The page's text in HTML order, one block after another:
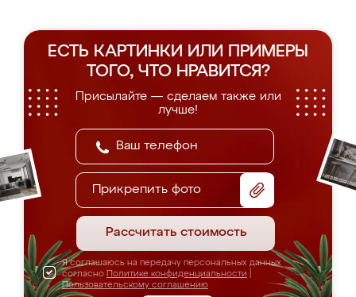
ЕСТЬ КАРТИНКИ ИЛИ ПРИМЕРЫ
ТОГО, ЧТО НРАВИТСЯ?
Присылайте — сделаем также или
лучше!
Прикрепить фото
Рассчитать стоимость
Я соглашаюсь на передачу персональных данных
согласно Политике конфиденциальности
Пользовательскому соглашению